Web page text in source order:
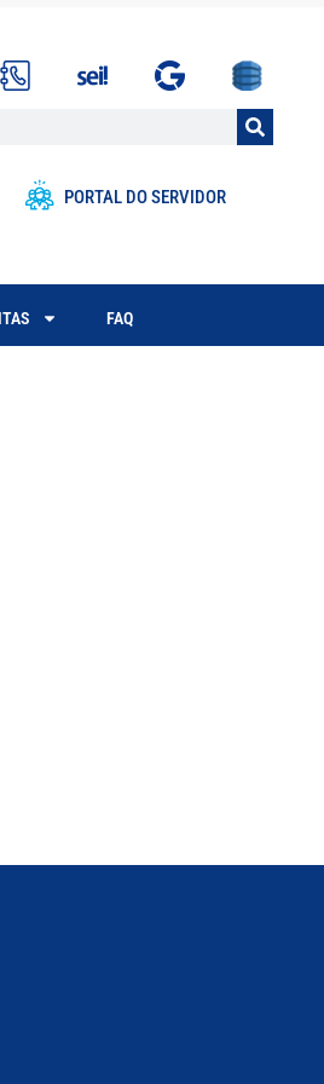
PORTAL DO SERVIDOR
FAQ